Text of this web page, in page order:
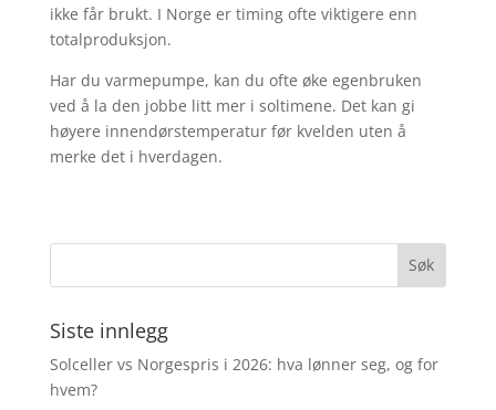
ikke får brukt. I Norge er timing ofte viktigere enn
totalproduksjon.
Har du varmepumpe, kan du ofte øke egenbruken
ved å la den jobbe litt mer i soltimene. Det kan gi
høyere innendørstemperatur før kvelden uten å
merke det i hverdagen.
Siste innlegg
Solceller vs Norgespris i 2026: hva lønner seg, og for
hvem?